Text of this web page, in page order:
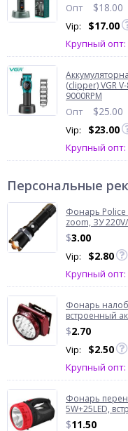
Опт $18.00
Vip: $17.00
Крупный опт:
(clipper) VGR
9000RPM
Опт $25.00
Vip: $23.00
Крупный опт:
Персональные
Фонарь Police
zoom, ЗУ
$3.00
Vip: $2.80
Крупный опт:
Фонарь
встроенный
$2.70
Vip: $2.50
Крупный опт:
Фонарь
5W+25LED,
$11.50